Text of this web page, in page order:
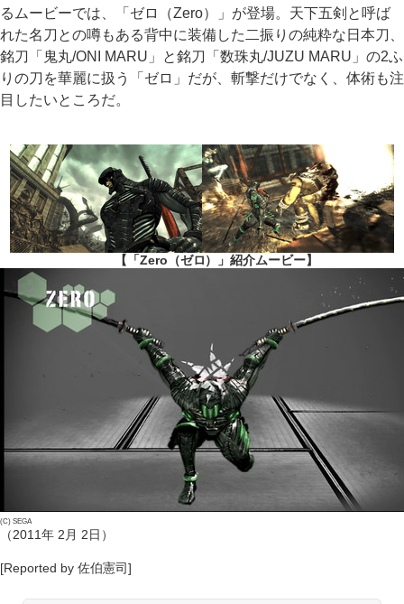
るムービーでは、「ゼロ（Zero）」が登場。天下五剣と呼ば
れた名刀との噂もある背中に装備した二振りの純粋な日本刀、
銘刀「鬼丸/ONI MARU」と銘刀「数珠丸/JUZU MARU」の2ふ
りの刀を華麗に扱う「ゼロ」だが、斬撃だけでなく、体術も注
目したいところだ。
【「Zero（ゼロ）」紹介ムービー】
(C) SEGA
（2011年 2月 2日）
[Reported by 佐伯憲司]